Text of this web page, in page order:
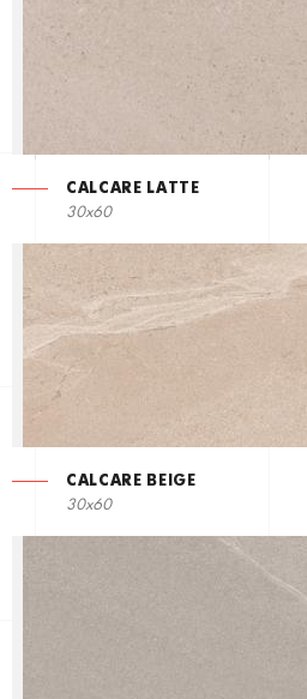
CALCARE LATTE
30x60
CALCARE BEIGE
30x60